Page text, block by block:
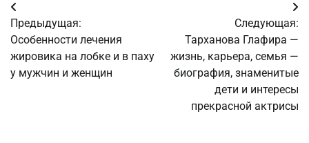
Навигация
по
записям
Предыдущая:
Особенности лечения
жировика на лобке и в паху
у мужчин и женщин
Следующая:
Тарханова Глафира —
жизнь, карьера, семья —
биография, знаменитые
дети и интересы
прекрасной актрисы